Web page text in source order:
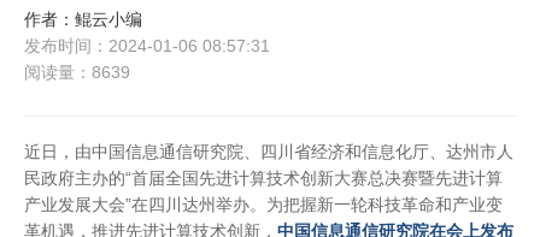
作者：鲲云小编
发布时间：2024-01-06 08:57:31
阅读量：8639
近日，由中国信息通信研究院、四川省经济和信息化厅、达州市人
民政府主办的“首届全国先进计算技术创新大赛总决赛暨先进计算
产业发展大会”在四川达州举办。为把握新一轮科技革命和产业变
革机遇，推进先进计算技术创新， 中国信息通信研究院在会上发布